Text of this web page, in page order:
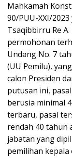
Mahkamah
90/PUU-XXI/
Tsaqibbirru Re
permohonan
Undang No. 7
(UU Pemilu),
calon Presiden
putusan ini,
berusia minimal
terbaru, pasal
rendah 40 tahun
jabatan yang
pemilihan kepala